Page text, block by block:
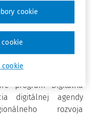
návrhov na
výzvami organizujú
možno prihlásiť
Európa
program Digitálna
digitálnej agendy
rozvoja
cookie
cookie